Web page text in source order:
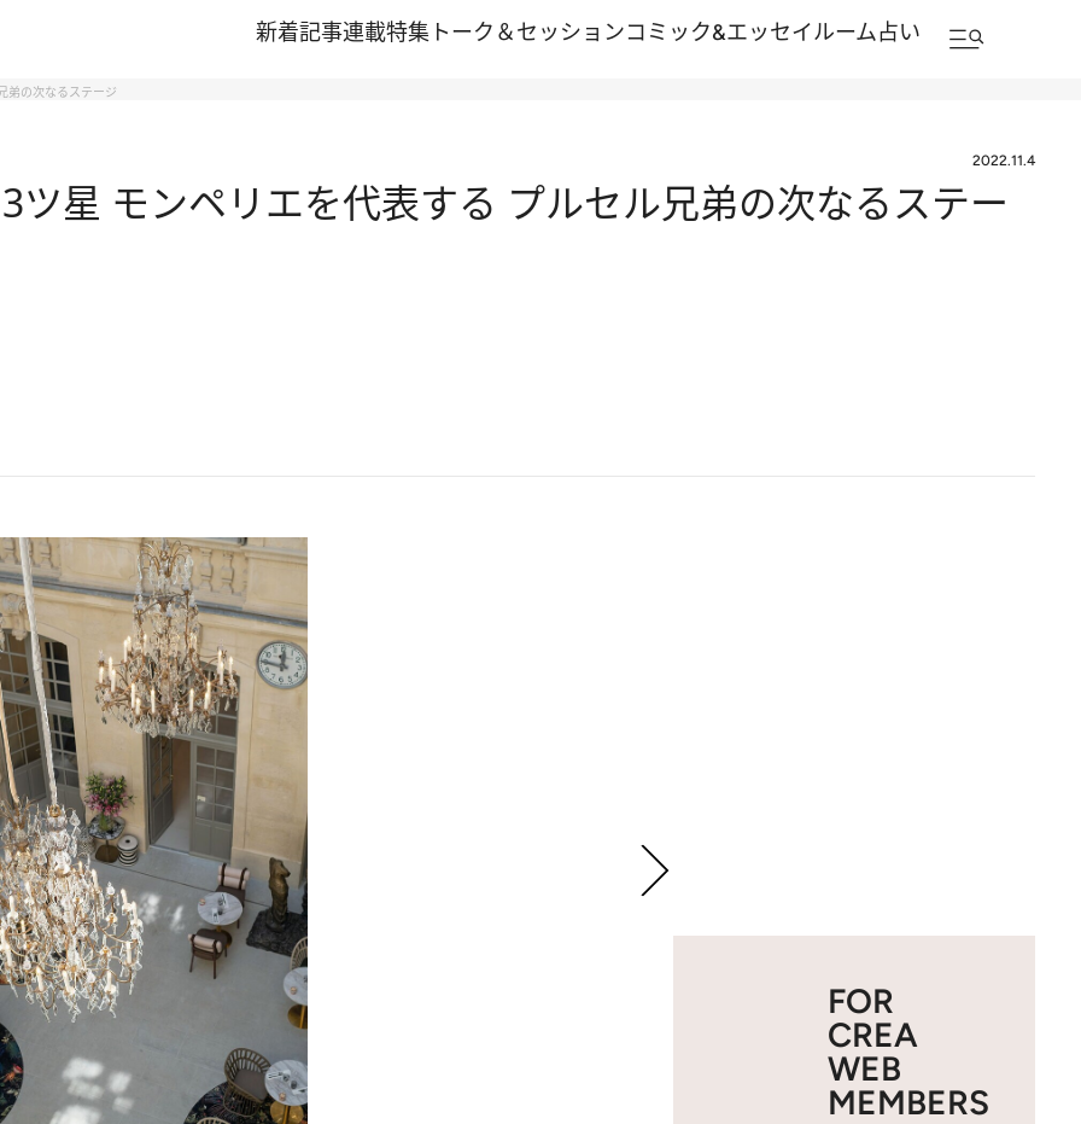
新着記事連載特集 トーク＆セッションコミック&エッセイルーム占い
弟の次なるステージ
2022.11.4
ツ星 モンペリエを代表する プルセル兄弟の次なるステー
FOR
CREA
WEB
MEMBERS